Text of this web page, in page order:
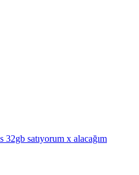
satıyorum x alacağım